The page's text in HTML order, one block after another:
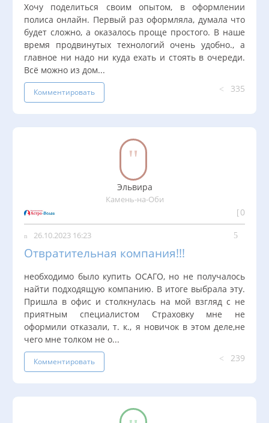
Хочу поделиться своим опытом, в оформлении
полиса онлайн. Первый раз оформляла, думала что
будет сложно, а оказалось проще простого. В наше
время продвинутых технологий очень удобно., а
главное ни надо ни куда ехать и стоять в очереди.
Всё можно из дом...
Комментировать 335
Эльвира
Камень-на-Оби
0
26.10.2023 16:23
Отвратительная компания!!!
необходимо было купить ОСАГО, но не получалось
найти подходящую компанию. В итоге выбрала эту.
Пришла в офис и столкнулась на мой взгляд с не
приятным специалистом Страховку мне не
оформили отказали, т. к., я новичок в этом деле,не
чего мне толком не о...
Комментировать 239